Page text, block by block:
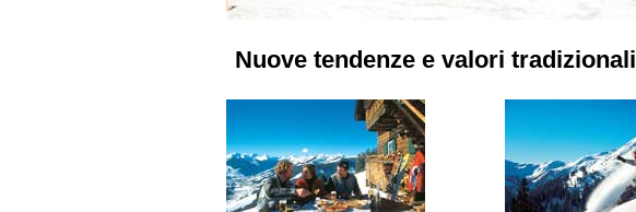
Nuove tendenze e valori tradizionali